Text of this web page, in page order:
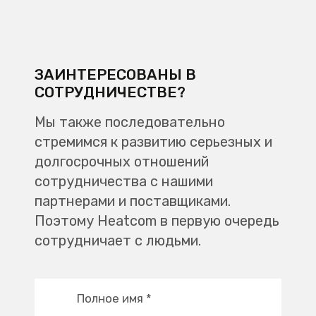
ЗАИНТЕРЕСОВАНЫ В
СОТРУДНИЧЕСТВЕ?
Мы также последовательно
стремимся к развитию серьезных и
долгосрочных отношений
сотрудничества с нашими
партнерами и поставщиками.
Поэтому Heatcom в первую очередь
сотрудничает с людьми.
Полное имя *